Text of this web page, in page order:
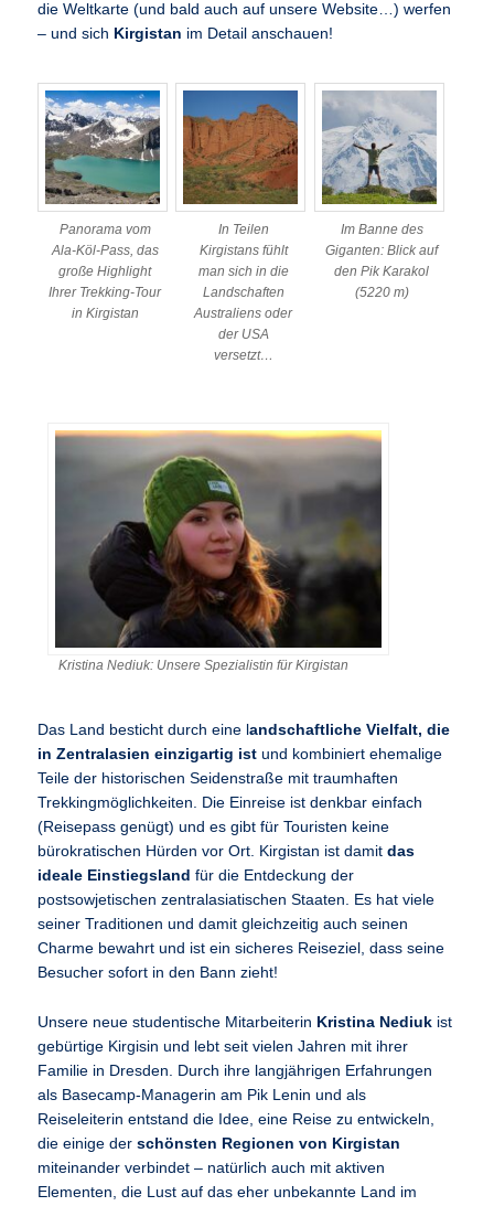
die Weltkarte (und bald auch auf unsere Website…) werfen
– und sich Kirgistan im Detail anschauen!
Panorama vom
Ala-Köl-Pass, das
große Highlight
Ihrer Trekking-Tour
in Kirgistan
In Teilen
Kirgistans fühlt
man sich in die
Landschaften
Australiens oder
der USA
versetzt…
Im Banne des
Giganten: Blick auf
den Pik Karakol
(5220 m)
Kristina Nediuk: Unsere Spezialistin für Kirgistan
Das Land besticht durch eine landschaftliche Vielfalt, die
in Zentralasien einzigartig ist und kombiniert ehemalige
Teile der historischen Seidenstraße mit traumhaften
Trekkingmöglichkeiten. Die Einreise ist denkbar einfach
(Reisepass genügt) und es gibt für Touristen keine
bürokratischen Hürden vor Ort. Kirgistan ist damitdas
ideale Einstiegslandfür die Entdeckung der
postsowjetischen zentralasiatischen Staaten. Es hat viele
seiner Traditionen und damit gleichzeitig auch seinen
Charme bewahrt und ist ein sicheres Reiseziel, dass seine
Besucher sofort in den Bann zieht!
Unsere neue studentische Mitarbeiterin Kristina Nediuk ist
gebürtige Kirgisin und lebt seit vielen Jahren mit ihrer
Familie in Dresden. Durch ihre langjährigen Erfahrungen
als Basecamp-Managerin am Pik Lenin und als
Reiseleiterin entstand die Idee, eine Reise zu entwickeln,
die einige derschönsten Regionen von Kirgistan
miteinander verbindet – natürlich auch mit aktiven
Elementen, die Lust auf das eher unbekannte Land im